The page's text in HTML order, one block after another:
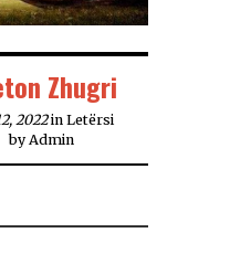
Zhugri
2022 in Letërsi
byAdmin